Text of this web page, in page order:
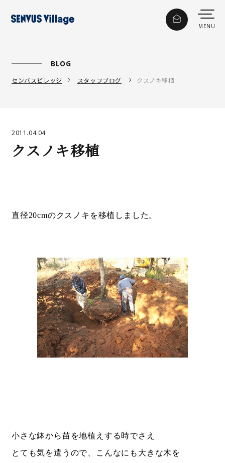
BLOG
センバスビレッジ スタッフブログ クスノキ移植
2011.04.04
クスノキ移植
直径20cmのクスノキを移植しました。
小さな鉢から苗を地植えする時でさえ
とても気を遣うので、こんなにも大きな木を